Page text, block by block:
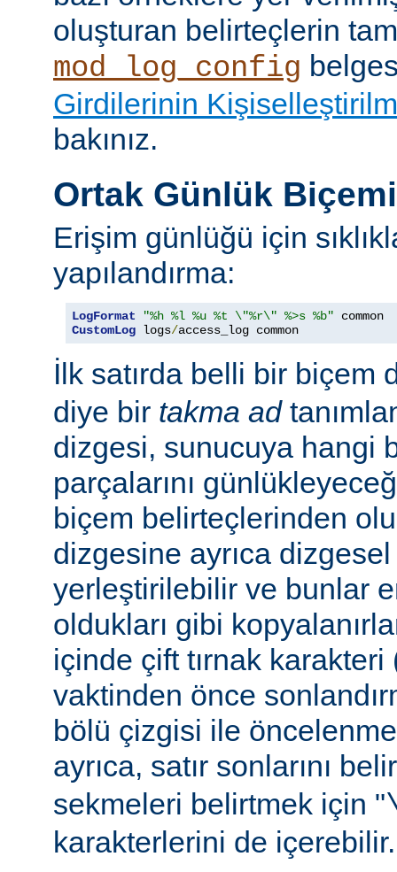
oluşturan belirteçlerin
mod_log_config
Girdilerinin
bakınız.
Ortak Günlük
Erişim günlüğü için
yapılandırma:
LogFormat "%h %l %u %t \"%r\" %>s %b"
CustomLog logs/access_log common
İlk satırda belli bir biçem
diye bir takma ad
dizgesi, sunucuya hangi
parçalarını
biçem belirteçlerinden
dizgesine ayrıca
yerleştirilebilir ve bunlar
oldukları gibi
içinde çift tırnak
vaktinden önce
bölü çizgisi ile
ayrıca, satır sonlarını
sekmeleri belirtmek için "
karakterlerini de içerebilir.